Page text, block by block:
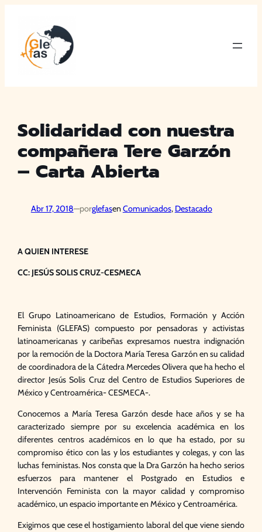
contenido
Solidaridad con nuestra
compañera Tere Garzón
– Carta Abierta
Abr 17, 2018—porglefasenComunicados, Destacado
A QUIEN INTERESE
CC: JESÚS SOLIS CRUZ-CESMECA
El Grupo Latinoamericano de Estudios, Formación y Acción
Feminista (GLEFAS) compuesto por pensadoras y activistas
latinoamericanas y caribeñas expresamos nuestra indignación
por la remoción de la Doctora María Teresa Garzón en su calidad
de coordinadora de la Cátedra Mercedes Olivera que ha hecho el
director Jesús Solis Cruz del Centro de Estudios Superiores de
México y Centroamérica- CESMECA-.
Conocemos a María Teresa Garzón desde hace años y se ha
caracterizado siempre por su excelencia académica en los
diferentes centros académicos en lo que ha estado, por su
compromiso ético con las y los estudiantes y colegas, y con las
luchas feministas. Nos consta que la Dra Garzón ha hecho serios
esfuerzos para mantener el Postgrado en Estudios e
Intervención Feminista con la mayor calidad y compromiso
académico, un espacio importante en México y Centroamérica.
Exigimos que cese el hostigamiento laboral del que viene siendo